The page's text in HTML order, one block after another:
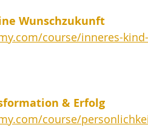
Wunschzukunft
course/inneres-
& Erfolg
course/